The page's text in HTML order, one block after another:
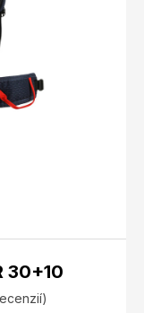
30+10